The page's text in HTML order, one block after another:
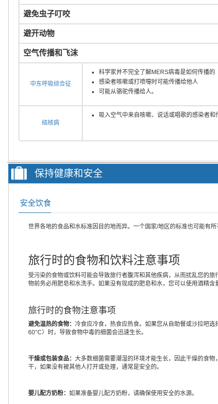
避免虫子叮咬
避开动物
空气传播和飞沫
中东呼吸综合征
科学家并不完全了解MERS病毒是如何传播的
感染者咳嗽或打喷嚏时可能传播给他人
可能从骆驼传播给人。
结核病
吸入空气中来自咳嗽、说话或唱歌的感染者
保持健康和安全
安全饮食
世界各地的食品和水标准因目的地而异。一个国家/地区的标准也可能有
旅行时的食物和饮料注意事项
受污染的食物或饮料可能会导致旅行者腹泻和其他疾病，从而扰乱您的
物前务必用肥皂和水洗手。如果没有现成的肥皂和水，您可以使用酒精
旅行时的食物注意事项
避免温热的食物： 冷食应冷食，热食应热食。如果您从自助餐或沙拉吧
60°C）时，导致食物中毒的细菌会迅速生长。
干燥或包装食品： 大多数细菌需要潮湿的环境才能生长，因此干燥的食
干，如果没有被其他人打开或处理，通常是安全的。
婴儿配方奶粉： 如果准备婴儿配方奶粉，请确保使用安全的水源。